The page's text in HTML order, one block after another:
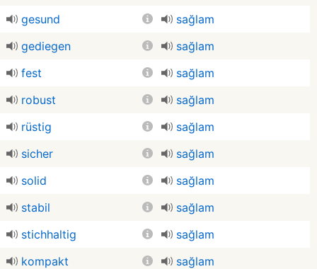
gesund
sağlam
gediegen
sağlam
fest
sağlam
robust
sağlam
rüstig
sağlam
sicher
sağlam
solid
sağlam
stabil
sağlam
stichhaltig
sağlam
kompakt
sağlam